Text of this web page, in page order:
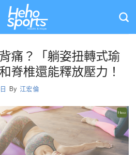
痛？「躺姿扭轉式瑜
脊椎還能釋放壓力！
By 江宏倫